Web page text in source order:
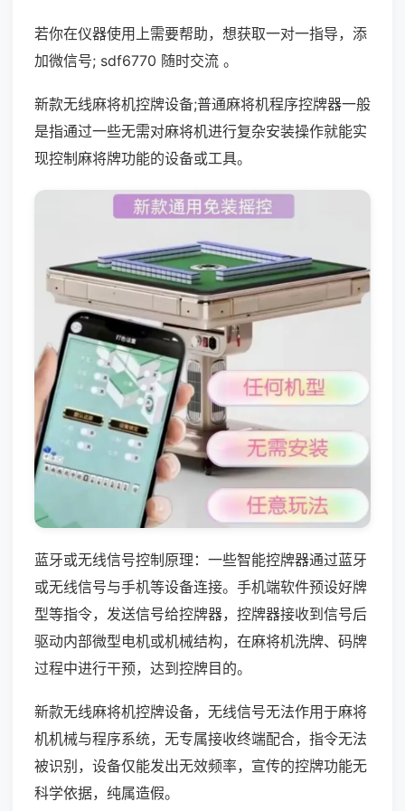
若你在仪器使用上需要帮助，想获取一对一指导，添
加微信号; sdf6770 随时交流 。
新款无线麻将机控牌设备;普通麻将机程序控牌器一般
是指通过一些无需对麻将机进行复杂安装操作就能实
现控制麻将牌功能的设备或工具。
蓝牙或无线信号控制原理：一些智能控牌器通过蓝牙
或无线信号与手机等设备连接。手机端软件预设好牌
型等指令，发送信号给控牌器，控牌器接收到信号后
驱动内部微型电机或机械结构，在麻将机洗牌、码牌
过程中进行干预，达到控牌目的。
新款无线麻将机控牌设备，无线信号无法作用于麻将
机机械与程序系统，无专属接收终端配合，指令无法
被识别，设备仅能发出无效频率，宣传的控牌功能无
科学依据，纯属造假。